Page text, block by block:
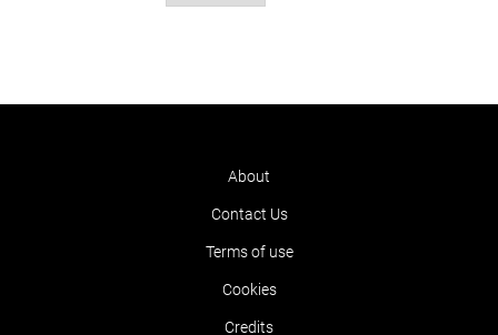
About
Contact Us
Terms of use
Cookies
Credits